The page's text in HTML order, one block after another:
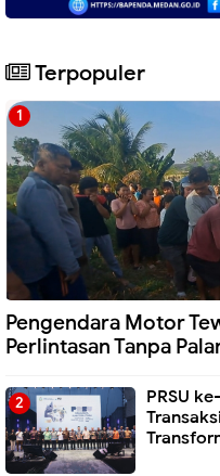
Terpopuler
Pengendara Motor
Perlintasan Tanpa
PRSU